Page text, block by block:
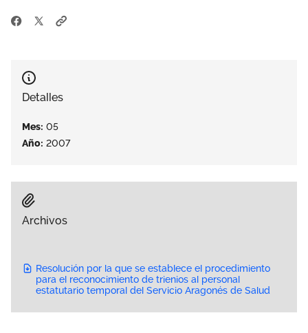
Empleo
Publicaciones
Detalles
Mes: 05
Año: 2007
Archivos
Resolución por la que se establece el procedimiento
para el reconocimiento de trienios al personal
estatutario temporal del Servicio Aragonés de Salud